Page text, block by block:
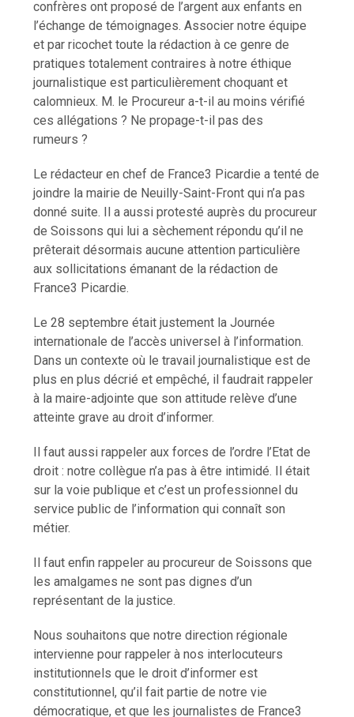
confrères ont proposé de l’argent aux enfants en
l’échange de témoignages. Associer notre équipe
et par ricochet toute la rédaction à ce genre de
pratiques totalement contraires à notre éthique
journalistique est particulièrement choquant et
calomnieux. M. le Procureur a-t-il au moins vérifié
ces allégations ? Ne propage-t-il pas des
rumeurs ?
Le rédacteur en chef de France3 Picardie a tenté de
joindre la mairie de Neuilly-Saint-Front qui n’a pas
donné suite. Il a aussi protesté auprès du procureur
de Soissons qui lui a sèchement répondu qu’il ne
prêterait désormais aucune attention particulière
aux sollicitations émanant de la rédaction de
France3 Picardie.
Le 28 septembre était justement la Journée
internationale de l’accès universel à l’information.
Dans un contexte où le travail journalistique est de
plus en plus décrié et empêché, il faudrait rappeler
à la maire-adjointe que son attitude relève d’une
atteinte grave au droit d’informer.
Il faut aussi rappeler aux forces de l’ordre l’Etat de
droit : notre collègue n’a pas à être intimidé. Il était
sur la voie publique et c’est un professionnel du
service public de l’information qui connaît son
métier.
Il faut enfin rappeler au procureur de Soissons que
les amalgames ne sont pas dignes d’un
représentant de la justice.
Nous souhaitons que notre direction régionale
intervienne pour rappeler à nos interlocuteurs
institutionnels que le droit d’informer est
constitutionnel, qu’il fait partie de notre vie
démocratique, et que les journalistes de France3